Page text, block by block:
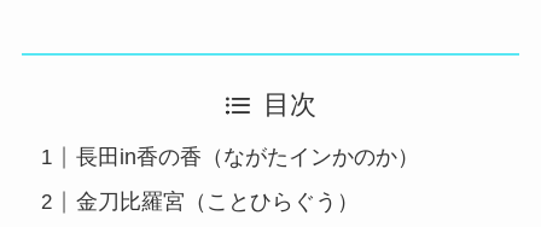
目次
長田in香の香（ながたインかのか）
金刀比羅宮（ことひらぐう）